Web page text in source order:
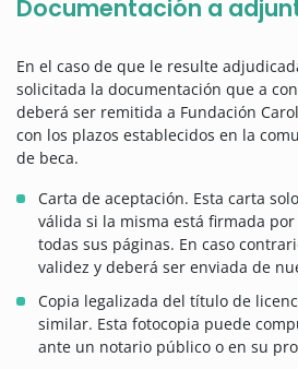
Documentación a
En el caso de que le resulte
solicitada la documentación que a
deberá ser remitida a Fundación
con los plazos establecidos en la
de beca.
Carta de aceptación. Esta carta
válida si la misma está firmada
todas sus páginas. En caso
validez y deberá ser enviada de
Copia legalizada del título de
similar. Esta fotocopia puede
ante un notario público o en su